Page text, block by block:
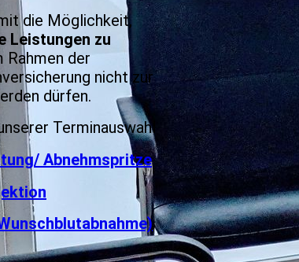
die Möglichkeit,
Leistungen zu
Rahmen der
nicht zur
dürfen.
Terminauswahl
Abnehmspritze